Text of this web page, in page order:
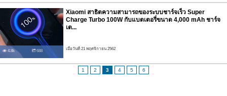
4.8k 688
Xiaomi สาธิตความสามารถของระบบชาร์จเร็ว Super
Charge Turbo 100W กับแบตเตอรี่ขนาด 4,000 mAh ชาร์จ
เต...
เมื่อวันที่ 21 พฤศจิกายน 2562
1 2 3 4 5 6